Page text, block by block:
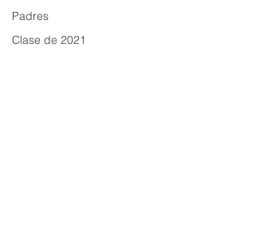
Padres
Clase de 2021